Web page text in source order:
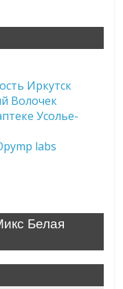
Иркутск
Волочек
Усолье-
labs
Белая